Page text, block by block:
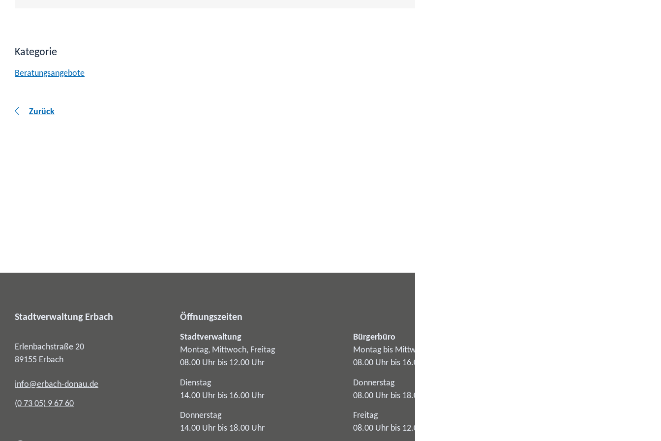
Kategorie
Beratungsangebote
Zurück
Stadtverwaltung Erbach
Erlenbachstraße 20
89155 Erbach
info@erbach-donau.de
(0 73 05) 9 67 60
Öffnungszeiten
Stadtverwaltung
Montag, Mittwoch, Freitag
08.00 Uhr bis 12.00 Uhr
Dienstag
14.00 Uhr bis 16.00 Uhr
Donnerstag
14.00 Uhr bis 18.00 Uhr
Bürgerbüro
Montag bis Mittwoch
08.00 Uhr bis 16.00 Uhr
Donnerstag
08.00 Uhr bis 18.00 Uhr
Freitag
08.00 Uhr bis 12.00 Uhr